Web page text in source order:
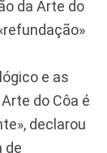
da Arte do
e as
do Côa é
declarou
de